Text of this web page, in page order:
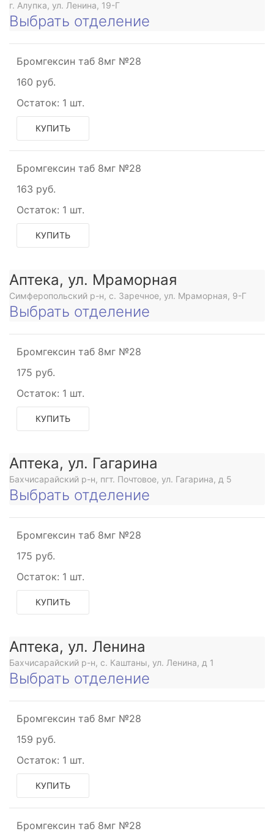
г. Алупка, ул. Ленина, 19-Г
Выбрать отделение
Бромгексин таб 8мг №28
160 руб.
Остаток: 1 шт.
КУПИТЬ
Бромгексин таб 8мг №28
163 руб.
Остаток: 1 шт.
КУПИТЬ
Аптека, ул. Мраморная
Симферопольский р-н, с. Заречное, ул. Мраморная, 9-Г
Выбрать отделение
Бромгексин таб 8мг №28
175 руб.
Остаток: 1 шт.
КУПИТЬ
Аптека, ул. Гагарина
Бахчисарайский р-н, пгт. Почтовое, ул. Гагарина, д 5
Выбрать отделение
Бромгексин таб 8мг №28
175 руб.
Остаток: 1 шт.
КУПИТЬ
Аптека, ул. Ленина
Бахчисарайский р-н, с. Каштаны, ул. Ленина, д 1
Выбрать отделение
Бромгексин таб 8мг №28
159 руб.
Остаток: 1 шт.
КУПИТЬ
Бромгексин таб 8мг №28